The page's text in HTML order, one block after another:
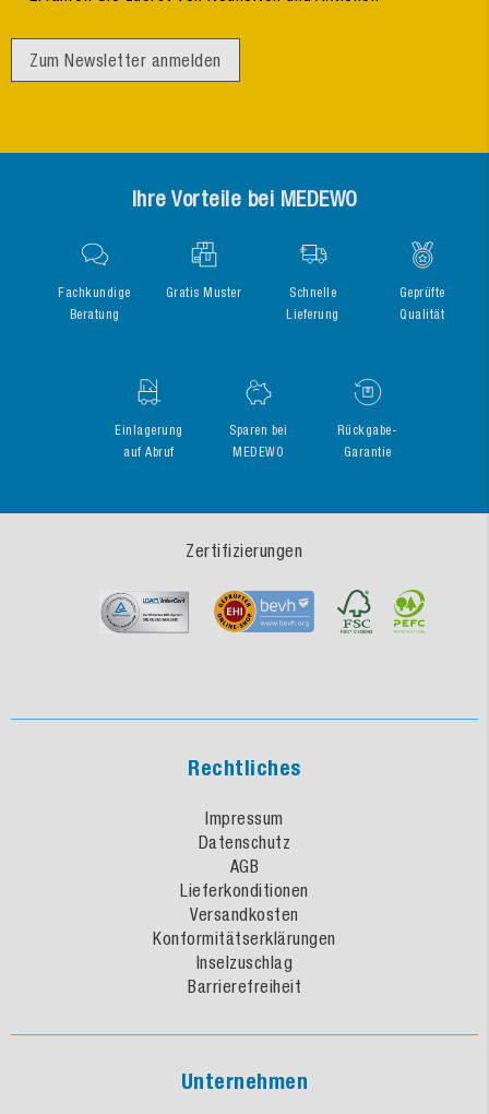
Zum Newsletter anmelden
Ihre Vorteile bei MEDEWO
Fachkundige
Beratung
Gratis Muster
Schnelle
Lieferung
Geprüfte
Qualität
Einlagerung
auf Abruf
Sparen bei
MEDEWO
Rückgabe-
Garantie
Zertifizierungen
Rechtliches
Impressum
Datenschutz
AGB
Lieferkonditionen
Versandkosten
Konformitätserklärungen
Inselzuschlag
Barrierefreiheit
Unternehmen